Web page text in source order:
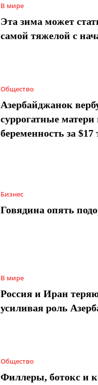
В мире
Эта зима может
самой тяжелой с
Общество
Азербайджанок
суррогатные матери
беременность за $17
Бизнес
Говядина опять
В мире
Россия и Иран
усиливая роль
Общество
Филлеры, ботокс и